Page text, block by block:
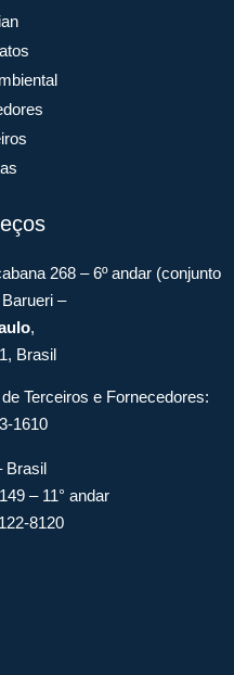
268 – 6º andar (conjunto
–
,
Brasil
Terceiros e Fornecedores:
1610
Brasil
– 11° andar
8120